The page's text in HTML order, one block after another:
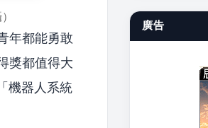
年都能勇敢
獎都值得大
機器人系統
廣告